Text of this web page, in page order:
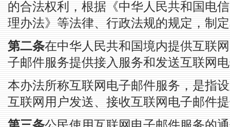
的合法权利，根据《中华人民共和国电
理办法》等法律、行政法规的规定，制
第二条在中华人民共和国境内提供互联
子邮件服务提供接入服务和发送互联网
本办法所称互联网电子邮件服务，是指
互联网用户发送、接收互联网电子邮件